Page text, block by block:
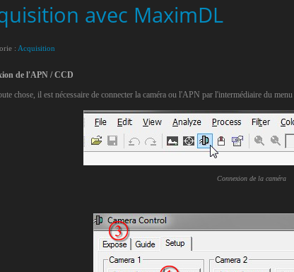
avec MaximDL
: Acquisition
de l'APN / CCD
chose, il est nécessaire de connecter la caméra ou l'APN par l'intermédiaire du menu
Connexion de la caméra